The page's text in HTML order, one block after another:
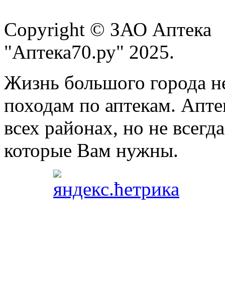
Copyright © ЗАО Аптека
"Аптека70.ру" 2025.
Жизнь большого города
походам по аптекам.
всех районах, но не
которые Вам нужны.